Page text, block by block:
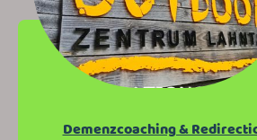
Demenzcoaching &